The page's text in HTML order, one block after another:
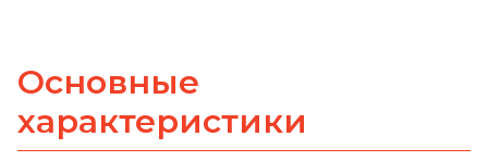
Основные
характеристики